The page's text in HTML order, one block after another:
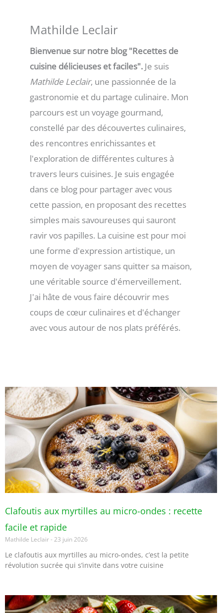
Mathilde Leclair
Bienvenue sur notre blog "Recettes de
cuisine délicieuses et faciles". Je suis
Mathilde Leclair, une passionnée de la
gastronomie et du partage culinaire. Mon
parcours est un voyage gourmand,
constellé par des découvertes culinaires,
des rencontres enrichissantes et
l'exploration de différentes cultures à
travers leurs cuisines. Je suis engagée
dans ce blog pour partager avec vous
cette passion, en proposant des recettes
simples mais savoureuses qui sauront
ravir vos papilles. La cuisine est pour moi
une forme d'expression artistique, un
moyen de voyager sans quitter sa maison,
une véritable source d'émerveillement.
J'ai hâte de vous faire découvrir mes
coups de cœur culinaires et d'échanger
avec vous autour de nos plats préférés.
Clafoutis aux myrtilles au micro-ondes : recette
facile et rapide
Mathilde Leclair 23 juin 2026
Le clafoutis aux myrtilles au micro-ondes, c’est la petite
révolution sucrée qui s’invite dans votre cuisine